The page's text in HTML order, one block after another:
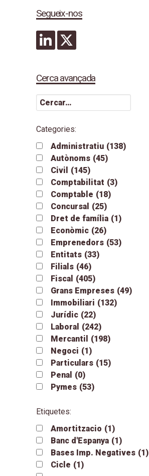
Segueix-nos
Cerca avançada
Categories:
Administratiu (138)
Autònoms (45)
Civil
(145)
Comptabilitat (3)
Comptable (18)
Concursal (25)
Dret de família (1)
Econòmic (26)
Emprenedors (53)
Entitats (33)
Filials (46)
Fiscal (405)
Grans Empreses (49)
Immobiliari (132)
Jurídic (22)
Laboral (242)
Mercantil
(198)
Negoci (1)
Particulars (15)
Penal (0)
Pymes (53)
Etiquetes:
Amortitzacio (1)
Banc d'Espanya (1)
Bases Imp. Negatives (1)
Cicle (1)